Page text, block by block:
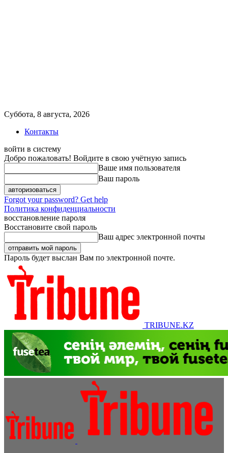
Суббота, 8 августа, 2026
Контакты
войти в систему
Добро пожаловать! Войдите в свою учётную запись
Ваше имя пользователя
Ваш пароль
Forgot your password? Get help
Политика конфиденциальности
восстановление пароля
Восстановите свой пароль
Ваш адрес электронной почты
Пароль будет выслан Вам по электронной почте.
TRIBUNE.KZ